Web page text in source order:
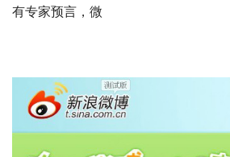
有专家预言，微